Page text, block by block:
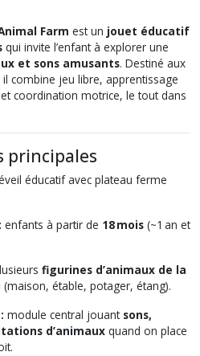
Farm est un jouet éducatif
qui invite l’enfant à explorer une
et sons amusants. Destiné aux
il combine jeu libre, apprentissage
coordination motrice, le tout dans
principales
éducatif avec plateau ferme
enfants à partir de 18 mois (~1 an et
figurines d’animaux de la
étable, potager, étang).
module central jouant sons,
d’animaux quand on place